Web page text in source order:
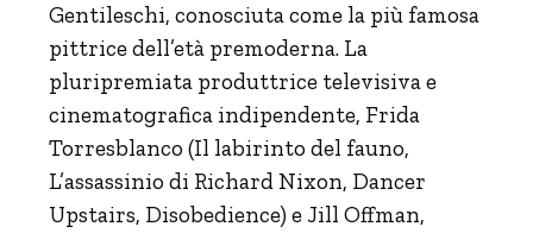
Gentileschi, conosciuta come la più famosa
pittrice dell’età premoderna. La
pluripremiata produttrice televisiva e
cinematografica indipendente, Frida
Torresblanco (Il labirinto del fauno,
L’assassinio di Richard Nixon, Dancer
Upstairs, Disobedience) e Jill Offman,